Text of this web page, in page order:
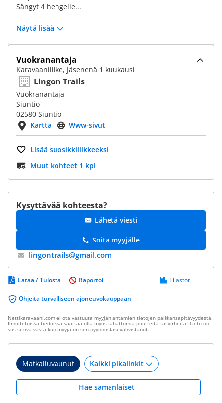
Sängyt 4 hengelle...
Näytä lisää
Vuokranantaja
Karavaaniliike, Jäsenenä 1 kuukausi
Lingon Trails
Vuokranantaja
Siuntio
02580 Siuntio
Kartta
Www-sivut
Lisää suosikkiliikkeeksi
Muut kohteet 1 kpl
Kysyttävää kohteesta?
Lähetä viesti
Soita myyjälle
lingontrails@​gmail.com
Lataa / Tulosta
Ohjeita turvalliseen ajoneuvokauppaan
Tilastot
Raportoi
Nettikaravaani.com ei ota vastuuta myyjän antamien tietojen paikkansapitävyydestä.
Ilmoitetuissa tiedoissa saattaa olla myös tahattomia puutteita tai virheitä. Tieto on
siis sitova vasta kun myyjä on sen pyynnöstäsi vahvistanut.
Matkailuvaunut
Hae samanlaiset